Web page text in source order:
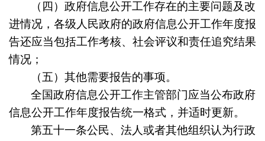
（四）政府信息公开工作存在的主要问题及改
进情况，各级人民政府的政府信息公开工作年度报
告还应当包括工作考核、社会评议和责任追究结果
情况；
（五）其他需要报告的事项。
全国政府信息公开工作主管部门应当公布政府
信息公开工作年度报告统一格式，并适时更新。
第五十一条公民、法人或者其他组织认为行政